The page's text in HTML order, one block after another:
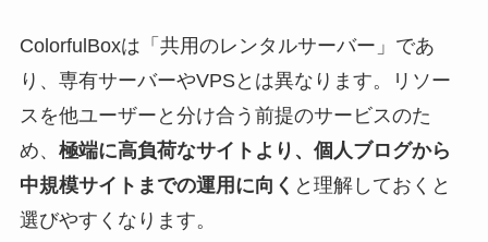
ColorfulBoxは「共用のレンタルサーバー」であ
り、専有サーバーやVPSとは異なります。リソー
スを他ユーザーと分け合う前提のサービスのた
め、 極端に高負荷なサイトより、個人ブログから
中規模サイトまでの運用に向く と理解しておくと
選びやすくなります。